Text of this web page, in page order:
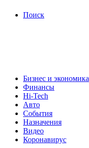
Поиск
Бизнес и экономика
Финансы
Hi-Tech
Авто
События
Назначения
Видео
Коронавирус